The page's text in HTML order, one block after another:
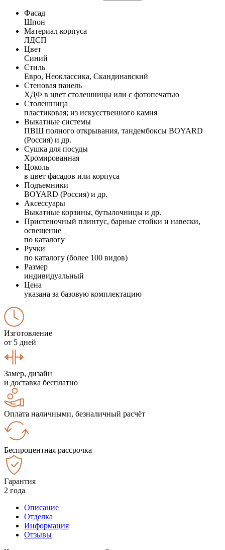
Фасад
Шпон
Материал корпуса
ЛДСП
Цвет
Синий
Стиль
Евро, Неоклассика, Скандинавский
Стеновая панель
ХДФ в цвет столешницы или с фотопечатью
Столешница
пластиковая; из искусственного камня
Выкатные системы
ПВШ полного открывания, тандембоксы BOYARD
(Россия) и др.
Сушка для посуды
Хромированная
Цоколь
в цвет фасадов или корпуса
Подъемники
BOYARD (Россия) и др.
Аксессуары
Выкатные корзины, бутылочницы и др.
Пристеночный плинтус, барные стойки и навески,
освещение
по каталогу
Ручки
по каталогу (более 100 видов)
Размер
индивидуальный
Цена
указана за базовую комплектацию
Изготовление
от 5 дней
Замер, дизайн
и доставка бесплатно
Оплата наличными, безналичный расчёт
Беспроцентная рассрочка
Гарантия
2 года
Описание
Отделка
Информация
Отзывы